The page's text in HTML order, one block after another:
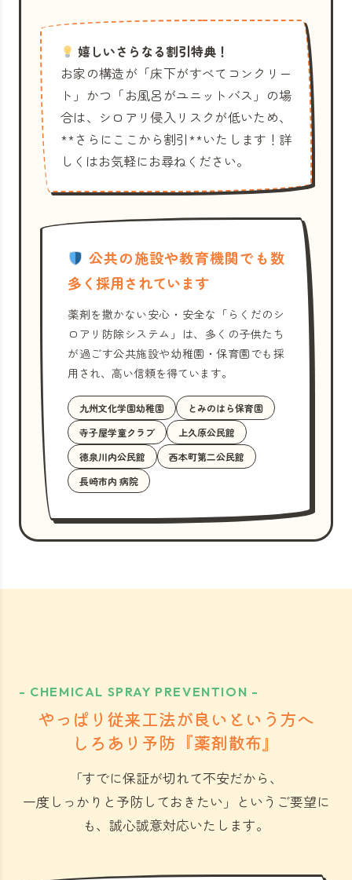
嬉しいさらなる割引特典！
お家の構造が「床下がすべてコンクリー
ト」かつ「お風呂がユニットバス」の場
合は、シロアリ侵入リスクが低いため、
**さらにここから割引**いたします！詳
しくはお気軽にお尋ねください。
公共の施設や教育機関でも数
多く採用されています
薬剤を撒かない安心・安全な「らくだのシ
ロアリ防除システム」は、多くの子供たち
が過ごす公共施設や幼稚園・保育園でも採
用され、高い信頼を得ています。
九州文化学園幼稚園
とみのはら保育園
寺子屋学童クラブ
上久原公民館
徳泉川内公民館
西本町第二公民館
長崎市内 病院
- CHEMICAL SPRAY PREVENTION -
やっぱり従来工法が良いという方へ
しろあり予防『薬剤散布』
「すでに保証が切れて不安だから、
一度しっかりと予防しておきたい」 というご要望に
も、誠心誠意対応いたします。